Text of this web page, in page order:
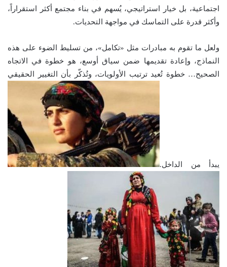
اجتماعية، بل خيار استراتيجي، يُسهم في بناء مجتمع أكثر استقراراً،
وأكثر قدرة على التماسك في مواجهة التحديات.
ولعل ما تقوم به مبادرات مثل «تكامل»، من تسليط الضوء على هذه
النماذج، وإعادة تقديمها ضمن سياق أوسع، هو خطوة في الاتجاه
الصحيح… خطوة تُعيد ترتيب الأولويات، وتُذكّر بأن التغيير الحقيقي
يبدأ من الداخل.